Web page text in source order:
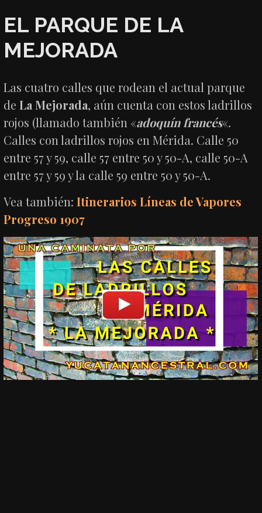
EL PARQUE DE LA
MEJORADA
Las cuatro calles que rodean el actual parque
deLa Mejorada, aún cuenta con estos ladrillos
rojos (llamado también «adoquín francés«.
Calles con ladrillos rojos en Mérida. Calle 50
entre 57 y 59, calle 57 entre 50 y 50-A, calle 50-A
entre 57 y 59 y la calle 59 entre 50 y 50-A.
Vea también:Itinerarios Líneas de Vapores
Progreso 1907